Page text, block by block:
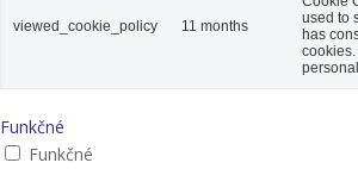
viewed_cookie_policy 11 months
used to
has
Funkčné
Funkčné